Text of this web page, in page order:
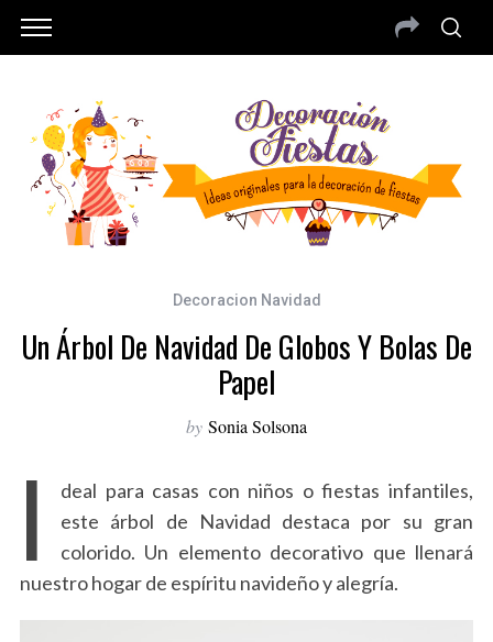
Decoracion Navidad
Un Árbol De Navidad De Globos Y Bolas De
Papel
by Sonia Solsona
I
deal para casas con niños o fiestas infantiles,
este árbol de Navidad destaca por su gran
colorido. Un elemento decorativo que llenará
nuestro hogar de espíritu navideño y alegría.